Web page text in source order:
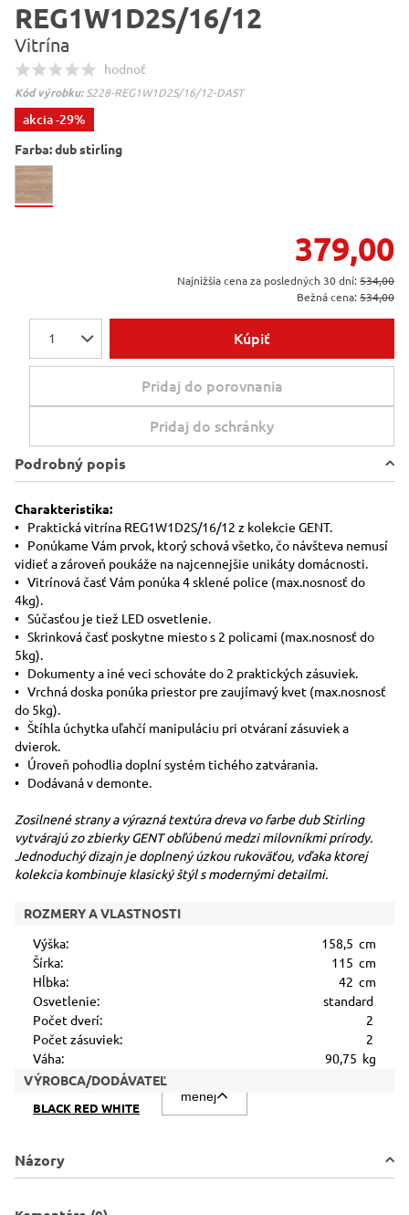
REG1W1D2S/16/12
Vitrína
hodnoť
Kód výrobku: S228-REG1W1D2S/16/12-DAST
akcia-29%
Farba:dub stirling
379,00
Najnižšia cena za posledných 30 dní: 534,00
Bežná cena: 534,00
1 Kúpiť
Pridaj do porovnania
Pridaj do schránky
Podrobný popis
Charakteristika:
• Praktická vitrína REG1W1D2S/16/12 z kolekcie GENT.
• Ponúkame Vám prvok, ktorý schová všetko, čo návšteva nemusí
vidieť a zároveň poukáže na najcennejšie unikáty domácnosti.
• Vitrínová časť Vám ponúka 4 sklené police (max.nosnosť do
4kg).
• Súčasťou je tiež LED osvetlenie.
• Skrinková časť poskytne miesto s 2 policami (max.nosnosť do
5kg).
• Dokumenty a iné veci schováte do 2 praktických zásuviek.
• Vrchná doska ponúka priestor pre zaujímavý kvet (max.nosnosť
do 5kg).
• Štíhla úchytka uľahčí manipuláciu pri otváraní zásuviek a
dvierok.
• Úroveň pohodlia doplní systém tichého zatvárania.
• Dodávaná v demonte.
Zosilnené strany a výrazná textúra dreva vo farbe dub Stirling
vytvárajú zo zbierky GENT obľúbenú medzi milovníkmi prírody.
Jednoduchý dizajn je doplnený úzkou rukoväťou, vďaka ktorej
kolekcia kombinuje klasický štýl s modernými detailmi.
ROZMERY A VLASTNOSTI
Výška:
158,5 cm
Šírka:
115 cm
Hĺbka:
42 cm
Osvetlenie:
standard
Počet dverí:
2
Počet zásuviek:
2
Váha:
90,75 kg
VÝROBCA/DODÁVATEĽ
BLACK RED WHITE
menej
Názory